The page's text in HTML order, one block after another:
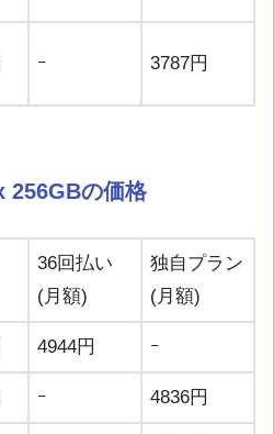
ｰ 3787円
256GBの価格
36回払い
(月額)
独自プラン
(月額)
4944円 ｰ
ｰ 4836円